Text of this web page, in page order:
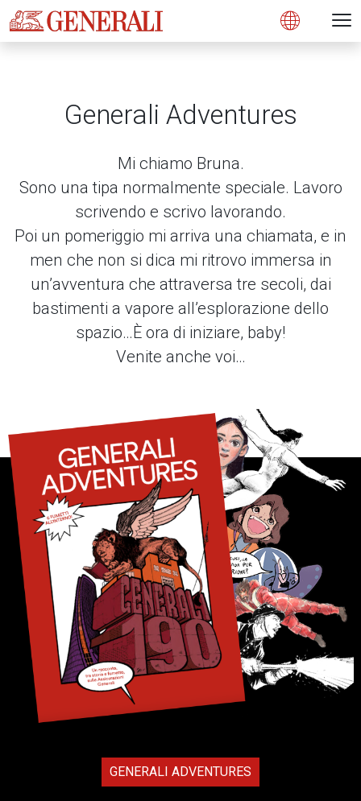
Open
Generali Adventures
Mi chiamo Bruna.
Sono una tipa normalmente speciale. Lavoro
scrivendo e scrivo lavorando.
Poi un pomeriggio mi arriva una chiamata, e in
men che non si dica mi ritrovo immersa in
un’avventura che attraversa tre secoli, dai
bastimenti a vapore all’esplorazione dello
spazio…È ora di iniziare, baby!
Venite anche voi…
GENERALI ADVENTURES